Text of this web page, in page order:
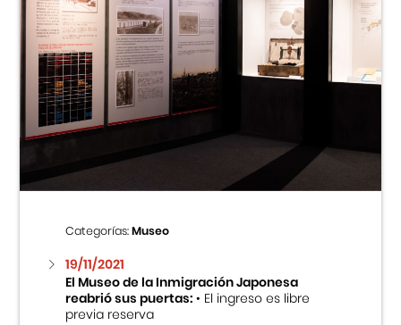
Categorías:Museo
19/11/2021
El Museo de la Inmigración Japonesa
reabrió sus puertas:• El ingreso es libre
previa reserva